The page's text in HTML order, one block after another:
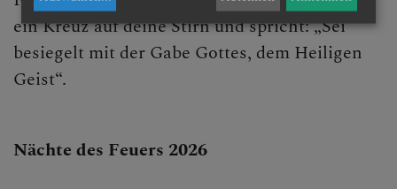
ein Kreuz auf deine Stirn und spricht: „Sei
besiegelt mit der Gabe Gottes, dem Heiligen
Geist“.
Nächte des Feuers 2026